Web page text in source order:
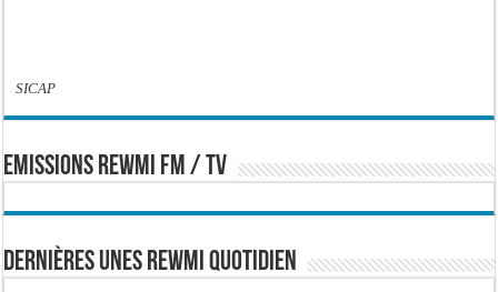
SICAP
EMISSIONS REWMI FM / TV
Dernières Unes Rewmi Quotidien